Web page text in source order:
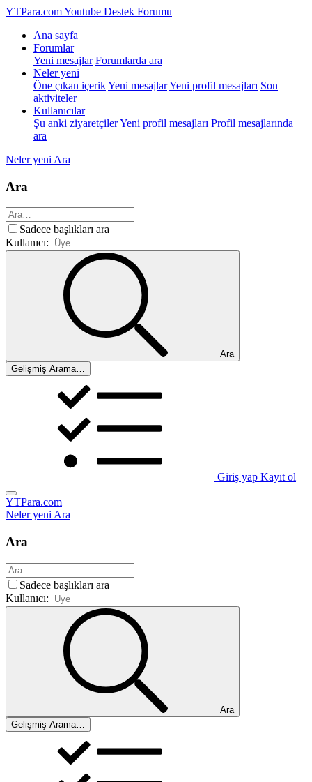
YTPara.comYoutube Destek Forumu
Ana sayfa
Forumlar
Yeni mesajlar Forumlarda ara
Neler yeni
Öne çıkan içerikYeni mesajlarYeni profil mesajları Son
aktiviteler
Kullanıcılar
Şu anki ziyaretçilerYeni profil mesajları Profil mesajlarında
ara
Neler yeni Ara
Ara
Sadece başlıkları ara
Kullanıcı:
Ara
Gelişmiş Arama…
Giriş yap Kayıt ol
YTPara.com
Neler yeniAra
Ara
Sadece başlıkları ara
Kullanıcı:
Ara
Gelişmiş Arama…